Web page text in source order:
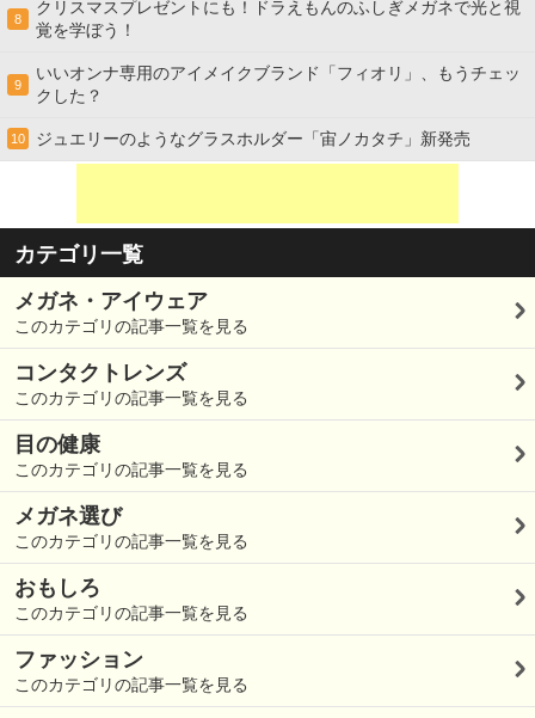
8
クリスマスプレゼントにも！ドラえもんのふしぎメガネで光と視
覚を学ぼう！
9
いいオンナ専用のアイメイクブランド「フィオリ」、もうチェッ
クした？
10 ジュエリーのようなグラスホルダー「宙ノカタチ」新発売
カテゴリ一覧
メガネ・アイウェア
このカテゴリの記事一覧を見る
コンタクトレンズ
このカテゴリの記事一覧を見る
目の健康
このカテゴリの記事一覧を見る
メガネ選び
このカテゴリの記事一覧を見る
おもしろ
このカテゴリの記事一覧を見る
ファッション
このカテゴリの記事一覧を見る